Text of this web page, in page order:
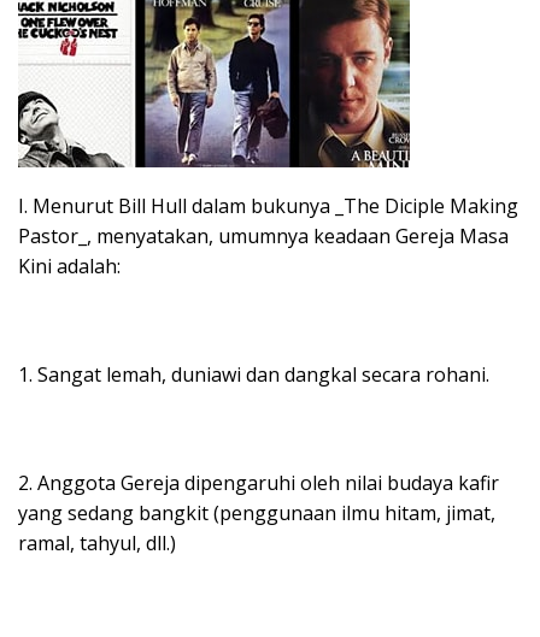
I. Menurut Bill Hull dalam bukunya _The Diciple Making
Pastor_, menyatakan, umumnya keadaan Gereja Masa
Kini adalah:
1. Sangat lemah, duniawi dan dangkal secara rohani.
2. Anggota Gereja dipengaruhi oleh nilai budaya kafir
yang sedang bangkit (penggunaan ilmu hitam, jimat,
ramal, tahyul, dll.)